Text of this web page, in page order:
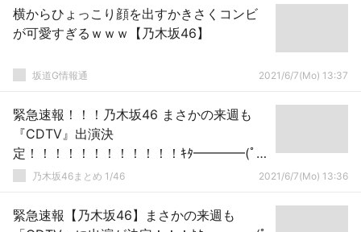
横からひょっこり顔を出すかきさくコンビ
が可愛すぎるｗｗｗ【乃木坂46】
坂道G情報通 2021/6/7(Mo) 13:37
緊急速報！！！乃木坂46 まさかの来週も
『CDTV』出演決
定！！！！！！！！！！！！ｷﾀ━━━━(ﾟ
∀ﾟ)━━━━！！！
乃木坂46まとめ 1/46 2021/6/7(Mo) 13:36
緊急速報【乃木坂46】まさかの来週も